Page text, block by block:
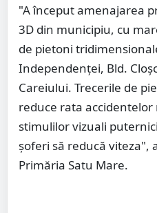
"A început amenajarea
3D din municipiu, cu
de pietoni
Independenței, Bld.
Careiului. Trecerile de
reduce rata
stimulilor vizuali
șoferi să reducă viteza",
Primăria Satu Mare.